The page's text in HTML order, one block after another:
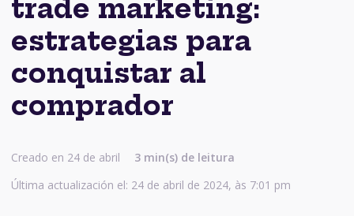
trade marketing:
estrategias para
conquistar al
comprador
Creado en 24 de abril
3 min(s) de leitura
Última actualización el: 24 de abril de 2024, às 7:01 pm